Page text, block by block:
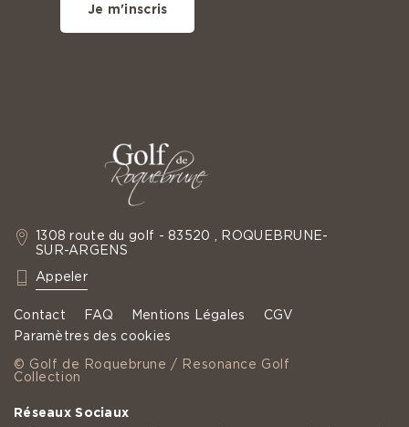
1308 route du golf - 83520 , ROQUEBRUNE-
SUR-ARGENS
: +33 4 94 19 60 35
Appeler
Contact FAQ Mentions Légales
CGV
Paramètres des cookies
© Golf de Roquebrune / Resonance Golf
Collection
Réseaux Sociaux
Je m'inscris